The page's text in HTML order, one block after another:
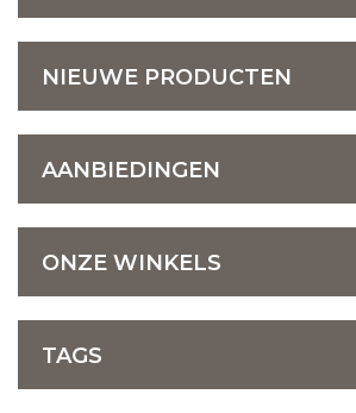
NIEUWE PRODUCTEN
AANBIEDINGEN
ONZE WINKELS
TAGS